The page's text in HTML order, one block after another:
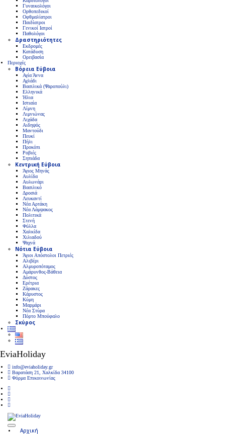
Γυναικολόγοι
Ορθοπεδικοί
Οφθμαλίατροι
Παιδίατροι
Γενικοί Ιατροί
Παθολόγοι
Δραστηριότητες
Εκδρομές
Κατάδυση
Ορειβασία
Περιοχές
Βόρεια Εύβοια
Αγία Άννα
Αχλάδι
Βασιλικά (Ψαροπούλι)
Ελληνικά
Ήλια
Ιστιαία
Λίμνη
Λιμνιώνας
Λιχάδα
Αιδηψός
Μαντούδι
Πευκί
Πήλι
Προκόπι
Ροβιές
Σηπιάδα
Κεντρική Εύβοια
Άγιος Μηνάς
Αυλίδα
Αυλωνάρι
Βασιλικό
Δροσιά
Λευκαντί
Νέα Αρτάκη
Νέα Λάμψακος
Πολιτικά
Στενή
Φύλλα
Χαλκίδα
Χιλιαδού
Ψαχνά
Νότια Εύβοια
Άγιοι Απόστολοι Πετριές
Αλιβέρι
Αλμυροπόταμος
Αμάρυνθος-Βάθεια
Δύστος
Ερέτρια
Ζάρακες
Κάρυστος
Κύμη
Μαρμάρι
Νέα Στύρα
Πόρτο Μπούφαλο
Σκύρος
EviaHoliday
info@eviaholiday.gr
Βαρατάση 21, Χαλκίδα 34100
Φόρμα Επικοινωνίας
Αρχική